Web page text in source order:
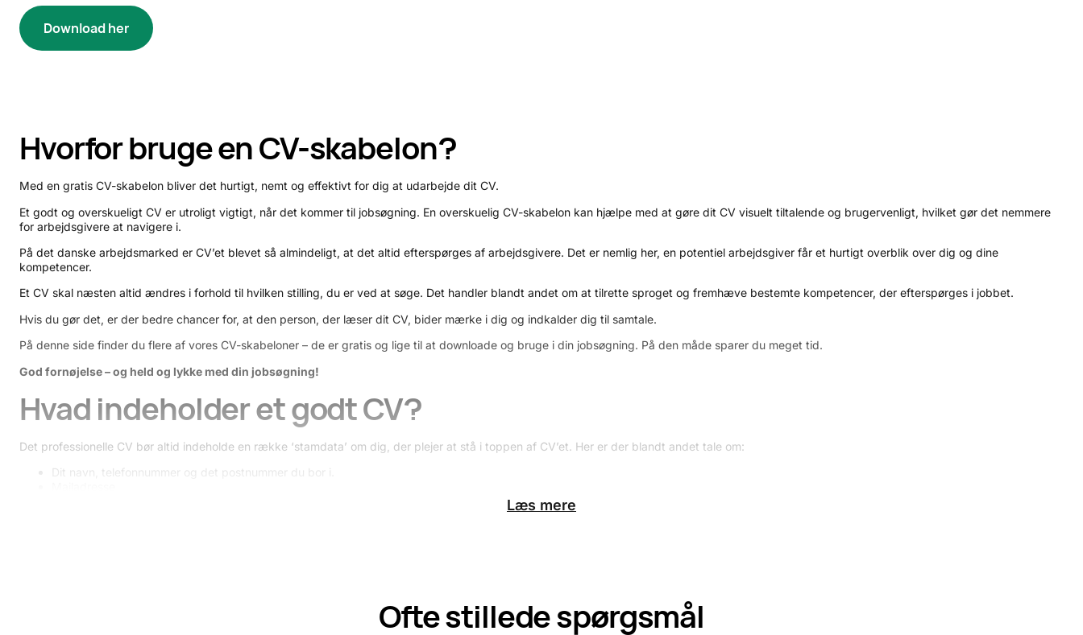
Download her
Hvorfor bruge en CV-skabelon?
Med en gratis CV-skabelon bliver det hurtigt, nemt og effektivt for dig at udarbejde dit CV.
Et godt og overskueligt CV er utroligt vigtigt, når det kommer til jobsøgning. En overskuelig CV-skabelon kan hjælpe med at gøre dit CV visuelt tiltalende og brugervenligt, hvilket gør det nemmere
for arbejdsgivere at navigere i.
På det danske arbejdsmarked er CV’et blevet så almindeligt, at det altid efterspørges af arbejdsgivere. Det er nemlig her, en potentiel arbejdsgiver får et hurtigt overblik over dig og dine
kompetencer.
Et CV skal næsten altid ændres i forhold til hvilken stilling, du er ved at søge. Det handler blandt andet om at tilrette sproget og fremhæve bestemte kompetencer, der efterspørges i jobbet.
Hvis du gør det, er der bedre chancer for, at den person, der læser dit CV, bider mærke i dig og indkalder dig til samtale.
På denne side finder du flere af vores CV-skabeloner – de er gratis og lige til at downloade og bruge i din jobsøgning. På den måde sparer du meget tid.
God fornøjelse – og held og lykke med din jobsøgning!
Hvad indeholder et godt CV?
Det professionelle CV bør altid indeholde en række ‘stamdata’ om dig, der plejer at stå i toppen af CV’et. Her er der blandt andet tale om:
Dit navn, telefonnummer og det postnummer du bor i.
kan løse arbejdsopgaverne. Denne tekst skal meget gerne tilrettes hver gang, du søger et job. For det er i denne
Her kan du vælge, om det skal være et kronologisk CV, som er i omvendt kronologisk rækkefølge, sådan at den seneste arbejdserfaring kommer først. De bedste CV-skabeloner sørger for, at du kan
Læs mere
Ofte stillede spørgsmål